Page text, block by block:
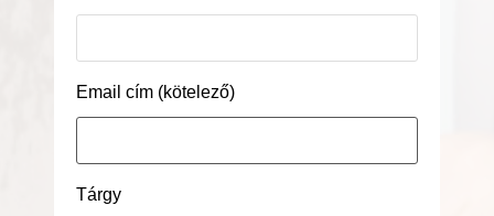
Email cím (kötelező)
Tárgy